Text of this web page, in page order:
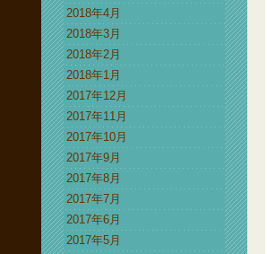
2018年4月
2018年3月
2018年2月
2018年1月
2017年12月
2017年11月
2017年10月
2017年9月
2017年8月
2017年7月
2017年6月
2017年5月